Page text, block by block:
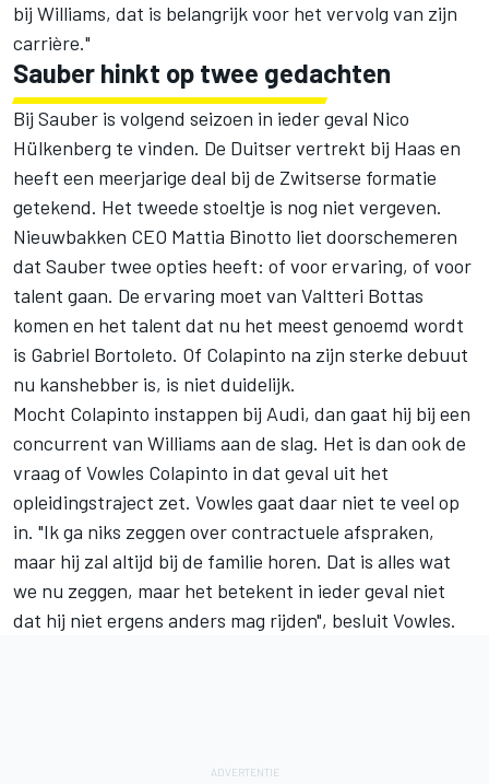
bij Williams, dat is belangrijk voor het vervolg van zijn
carrière."
Sauber hinkt op twee gedachten
Bij Sauber is volgend seizoen in ieder geval Nico
Hülkenberg te vinden. De Duitser vertrekt bij Haas en
heeft een meerjarige deal bij de Zwitserse formatie
getekend. Het tweede stoeltje is nog niet vergeven.
Nieuwbakken CEO Mattia Binotto liet doorschemeren
dat Sauber twee opties heeft: of voor ervaring, of voor
talent gaan. De ervaring moet van Valtteri Bottas
komen en het talent dat nu het meest genoemd wordt
is Gabriel Bortoleto. Of Colapinto na zijn sterke debuut
nu kanshebber is, is niet duidelijk.
Mocht Colapinto instappen bij Audi, dan gaat hij bij een
concurrent van Williams aan de slag. Het is dan ook de
vraag of Vowles Colapinto in dat geval uit het
opleidingstraject zet. Vowles gaat daar niet te veel op
in. "Ik ga niks zeggen over contractuele afspraken,
maar hij zal altijd bij de familie horen. Dat is alles wat
we nu zeggen, maar het betekent in ieder geval niet
dat hij niet ergens anders mag rijden", besluit Vowles.